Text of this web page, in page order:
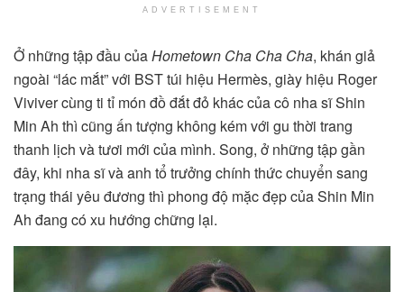
ADVERTISEMENT
Ở những tập đầu củaHometown Cha Cha Cha, khán giả
ngoài “lác mắt” với BST túi hiệu Hermès, giày hiệu Roger
Viviver cùng ti tỉ món đồ đắt đỏ khác của cô nha sĩ Shin
Min Ah thì cũng ấn tượng không kém với gu thời trang
thanh lịch và tươi mới của mình. Song, ở những tập gần
đây, khi nha sĩ và anh tổ trưởng chính thức chuyển sang
trạng thái yêu đương thì phong độ mặc đẹp của Shin Min
Ah đang có xu hướng chững lại.